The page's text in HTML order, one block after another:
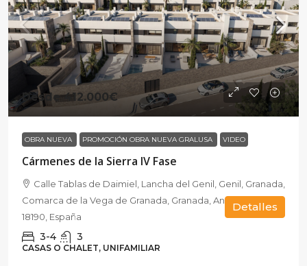
Desde412.000€
OBRA NUEVA PROMOCIÓN OBRA NUEVA GRALUSA VIDEO
Cármenes de la Sierra IV Fase
Calle Tablas de Daimiel, Lancha del Genil, Genil, Granada,
Comarca de la Vega de Granada, Granada, Andalucía,
18190, España
3-4 3
CASAS O CHALET, UNIFAMILIAR
Detalles